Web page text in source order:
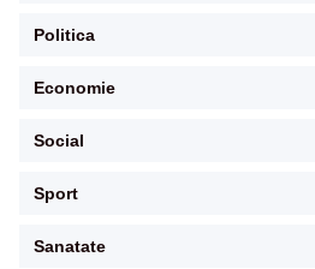
Politica
Economie
Social
Sport
Sanatate